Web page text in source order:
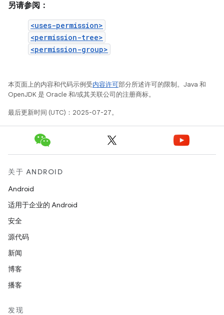
另请参阅：
<uses-permission>
<permission-tree>
<permission-group>
本页面上的内容和代码示例受内容许可部分所述许可的限制。Java 和
OpenJDK 是 Oracle 和/或其关联公司的注册商标。
最后更新时间 (UTC)：2025-07-27。
关于 ANDROID
Android
适用于企业的 Android
安全
源代码
新闻
博客
播客
发现